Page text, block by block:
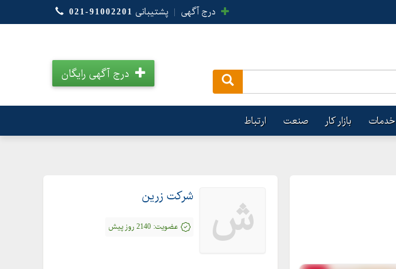
درج آگهی | پشتیبانی 021-91002201
درج آگهی رایگان
خدمات بازار کار صنعت ارتباط
ش شرکت زرین
عضویت: 2140 روز پیش